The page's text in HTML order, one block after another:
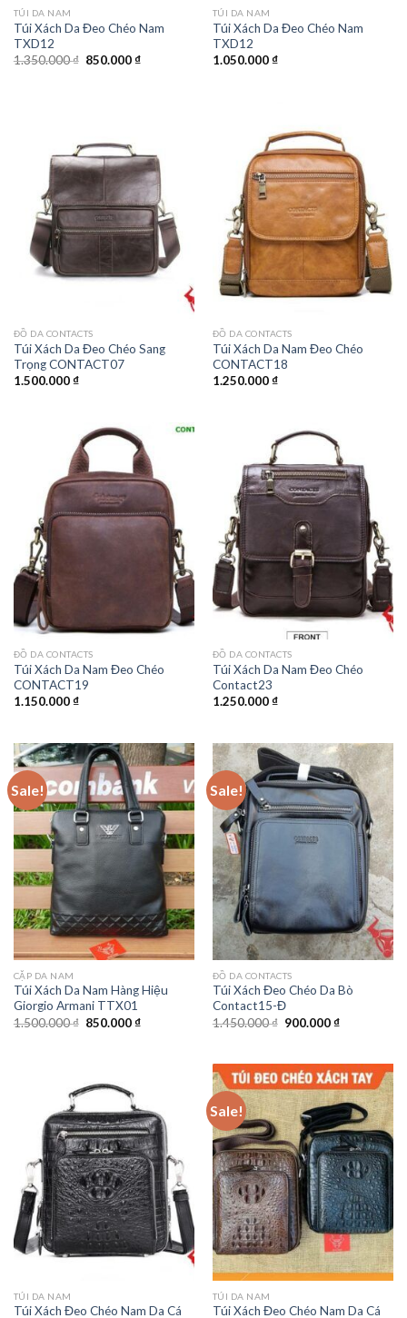
TÚI DA NAM
Túi Xách Da Đeo Chéo Nam
TXD12
1.350.000₫ 850.000₫
TÚI DA NAM
Túi Xách Da Đeo Chéo Nam
TXD12
1.050.000₫
ĐỒ DA CONTACTS
Túi Xách Da Đeo Chéo Sang
Trọng CONTACT07
1.500.000₫
ĐỒ DA CONTACTS
Túi Xách Da Nam Đeo Chéo
CONTACT18
1.250.000₫
ĐỒ DA CONTACTS
Túi Xách Da Nam Đeo Chéo
CONTACT19
1.150.000₫
ĐỒ DA CONTACTS
Túi Xách Da Nam Đeo Chéo
Contact23
1.250.000₫
Sale!
CẶP DA NAM
Túi Xách Da Nam Hàng Hiệu
Giorgio Armani TTX01
1.500.000₫ 850.000₫
Sale!
ĐỒ DA CONTACTS
Túi Xách Đeo Chéo Da Bò
Contact15-Đ
1.450.000₫ 900.000₫
TÚI DA NAM
Túi Xách Đeo Chéo Nam Da Cá
Sale!
TÚI DA NAM
Túi Xách Đeo Chéo Nam Da Cá